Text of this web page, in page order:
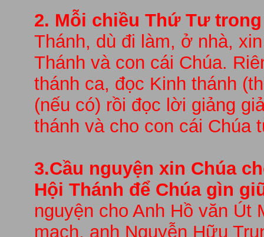
2. Mỗi chiều Thứ Tư
Thánh, dù đi làm, ở nhà,
Thánh và con cái Chúa.
thánh ca, đọc Kinh thánh
(nếu có) rồi đọc lời giảng
thánh và cho con cái Chúa
3.Cầu nguyện xin Chúa
Hội Thánh để Chúa gìn
nguyện cho Anh Hồ văn Út
mạch, anh Nguyễn Hữu